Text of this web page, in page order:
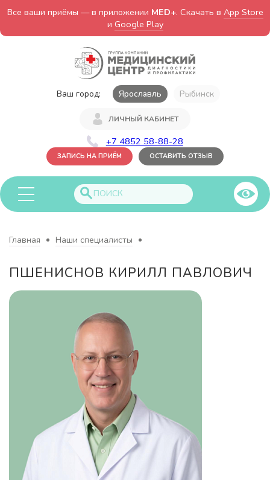
Все ваши приёмы — в приложении MED+. Скачать в App Store
и Google Play
Ваш город: Ярославль Рыбинск
ЛИЧНЫЙ КАБИНЕТ
+7 4852 58-88-28
ЗАПИСЬ НА ПРИЁМ ОСТАВИТЬ ОТЗЫВ
Главная Наши специалисты
ПШЕНИСНОВ КИРИЛЛ ПАВЛОВИЧ